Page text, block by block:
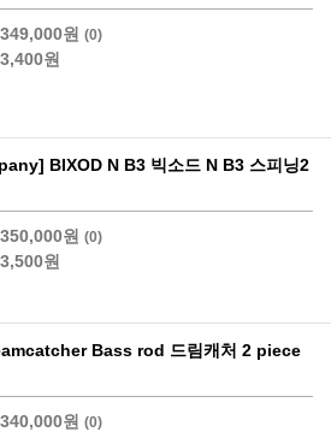
349,000원 (0)
3,400원
BIXOD N B3 빅소드 N B3 스피닝2
350,000원 (0)
3,500원
Bass rod 드림캐처 2 piece
340,000원 (0)